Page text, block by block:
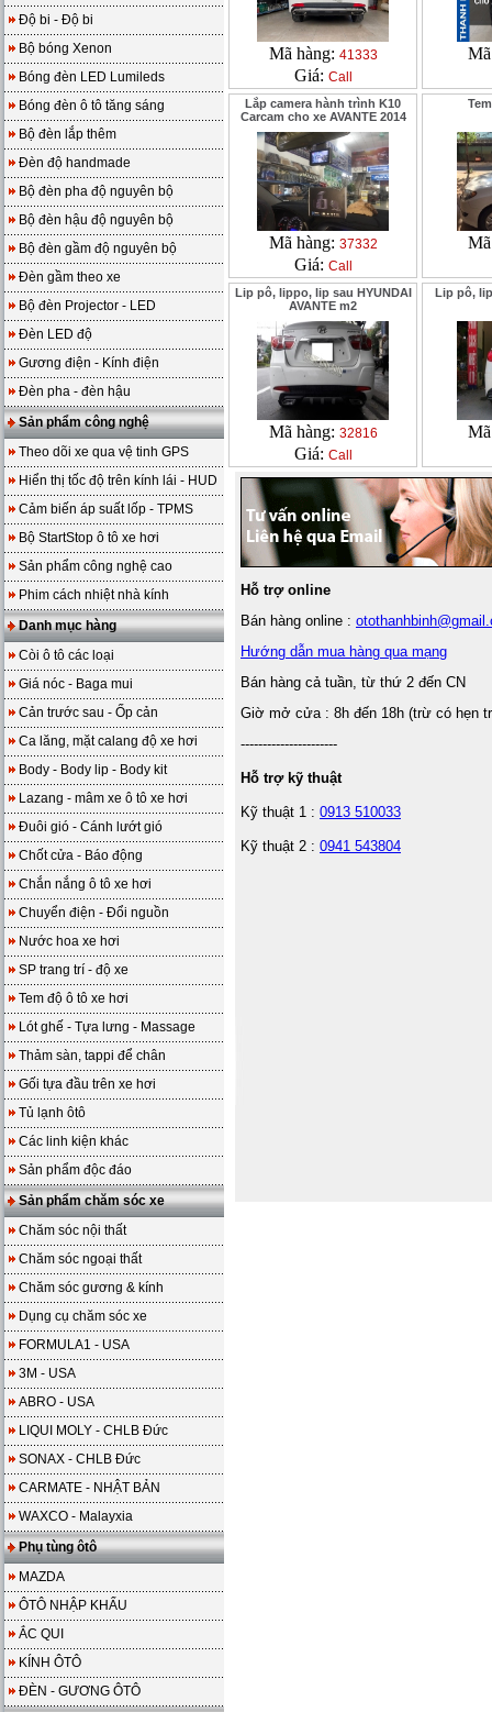
Độ bi - Độ bi
Bộ bóng Xenon
Bóng đèn LED Lumileds
Bóng đèn ô tô tăng sáng
Bộ đèn lắp thêm
Đèn độ handmade
Bộ đèn pha độ nguyên bộ
Bộ đèn hậu độ nguyên bộ
Bộ đèn gầm độ nguyên bộ
Đèn gầm theo xe
Bộ đèn Projector - LED
Đèn LED độ
Gương điện - Kính điện
Đèn pha - đèn hậu
Sản phẩm công nghệ
Theo dõi xe qua vệ tinh GPS
Hiển thị tốc độ trên kính lái - HUD
Cảm biến áp suất lốp - TPMS
Bộ StartStop ô tô xe hơi
Sản phẩm công nghệ cao
Phim cách nhiệt nhà kính
Danh mục hàng
Còi ô tô các loại
Giá nóc - Baga mui
Cản trước sau - Ốp cản
Ca lăng, mặt calang độ xe hơi
Body - Body lip - Body kit
Lazang - mâm xe ô tô xe hơi
Đuôi gió - Cánh lướt gió
Chốt cửa - Báo động
Chắn nắng ô tô xe hơi
Chuyển điện - Đổi nguồn
Nước hoa xe hơi
SP trang trí - độ xe
Tem độ ô tô xe hơi
Lót ghế - Tựa lưng - Massage
Thảm sàn, tappi để chân
Gối tựa đầu trên xe hơi
Tủ lạnh ôtô
Các linh kiện khác
Sản phẩm độc đáo
Sản phẩm chăm sóc xe
Chăm sóc nội thất
Chăm sóc ngoại thất
Chăm sóc gương & kính
Dụng cụ chăm sóc xe
FORMULA1 - USA
3M - USA
ABRO - USA
LIQUI MOLY - CHLB Đức
SONAX - CHLB Đức
CARMATE - NHẬT BẢN
WAXCO - Malayxia
Phụ tùng ôtô
MAZDA
ÔTÔ NHẬP KHẨU
ẮC QUI
KÍNH ÔTÔ
ĐÈN - GƯƠNG ÔTÔ
Mã hàng: 41333
Giá: Call
Lắp camera hành trình K10
Carcam cho xe AVANTE 2014
Mã hàng: 37332
Giá: Call
Lip pô, lippo, lip sau HYUNDAI
AVANTE m2
Mã hàng: 32816
Giá: Call
Lip pô,
Hỗ trợ online
Bán hàng online :
Hướng dẫn mua hàng qua mạng
Bán hàng cả tuần, từ thứ 2 đến CN
Giờ mở cửa : 8h đến 18h (trừ có hẹn
----------------------
Hỗ trợ kỹ thuật
Kỹ thuật 1 : 0913 510033
Kỹ thuật 2 : 0941 543804